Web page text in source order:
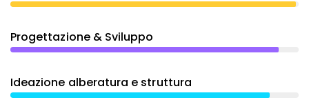
Progettazione & Sviluppo
Ideazione alberatura e struttura